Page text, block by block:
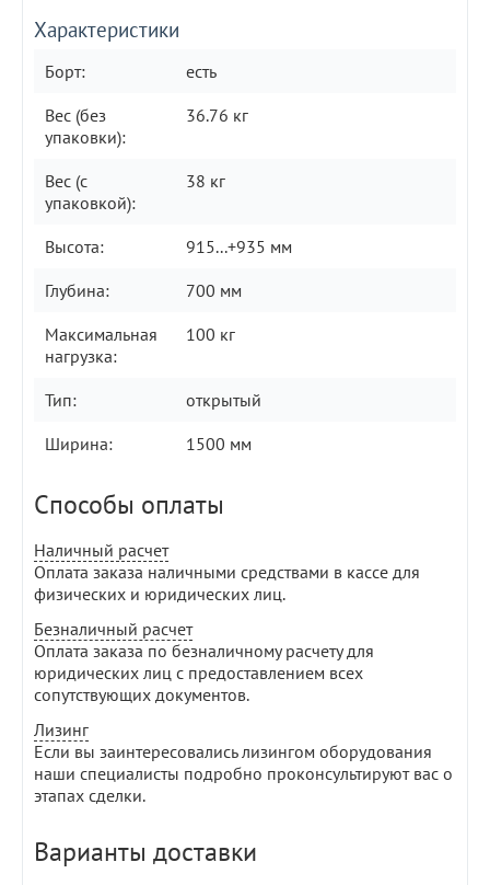
Характеристики
Борт:
есть
Вес (без
упаковки):
36.76 кг
Вес (с
упаковкой):
38 кг
Высота:
915...+935 мм
Глубина:
700 мм
Максимальная
нагрузка:
100 кг
Тип:
открытый
Ширина:
1500 мм
Способы оплаты
Наличный расчет
Оплата заказа наличными средствами в кассе для
физических и юридических лиц.
Безналичный расчет
Оплата заказа по безналичному расчету для
юридических лиц с предоставлением всех
сопутствующих документов.
Лизинг
Если вы заинтересовались лизингом оборудования
наши специалисты подробно проконсультируют вас о
этапах сделки.
Варианты доставки